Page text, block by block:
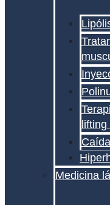
Medicina